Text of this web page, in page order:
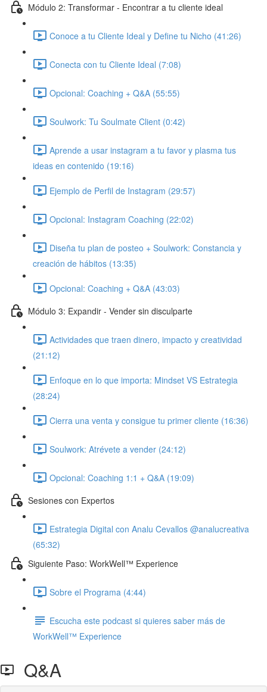
Módulo 2: Transformar - Encontrar a tu cliente ideal
Conoce a tu Cliente Ideal y Define tu Nicho (41:26)
Conecta con tu Cliente Ideal (7:08)
Opcional: Coaching + Q&A (55:55)
Soulwork: Tu Soulmate Client (0:42)
Aprende a usar instagram a tu favor y plasma tus
ideas en contenido (19:16)
Ejemplo de Perfil de Instagram (29:57)
Opcional: Instagram Coaching (22:02)
Diseña tu plan de posteo + Soulwork: Constancia y
creación de hábitos (13:35)
Opcional: Coaching + Q&A (43:03)
Módulo 3: Expandir - Vender sin disculparte
Actividades que traen dinero, impacto y creatividad
(21:12)
Enfoque en lo que importa: Mindset VS Estrategia
(28:24)
Cierra una venta y consigue tu primer cliente (16:36)
Soulwork: Atrévete a vender (24:12)
Opcional: Coaching 1:1 + Q&A (19:09)
Sesiones con Expertos
Estrategia Digital con Analu Cevallos @analucreativa
(65:32)
Siguiente Paso: WorkWell™ Experience
Sobre el Programa (4:44)
Escucha este podcast si quieres saber más de
WorkWell™ Experience
Q&A